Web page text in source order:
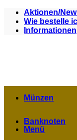
Zum
Inhalt
springen
Aktionen/
Wie bestelle
Informationen
Menü
Münzen
Banknoten